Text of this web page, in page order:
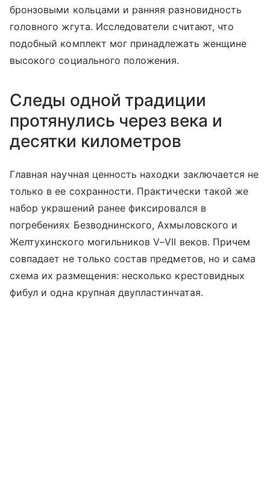
бронзовыми кольцами и ранняя разновидность
головного жгута. Исследователи считают, что
подобный комплект мог принадлежать женщине
высокого социального положения.
Следы одной традиции
протянулись через века и
десятки километров
Главная научная ценность находки заключается не
только в ее сохранности. Практически такой же
набор украшений ранее фиксировался в
погребениях Безводнинского, Ахмыловского и
Желтухинского могильников V–VII веков. Причем
совпадает не только состав предметов, но и сама
схема их размещения: несколько крестовидных
фибул и одна крупная двупластинчатая.